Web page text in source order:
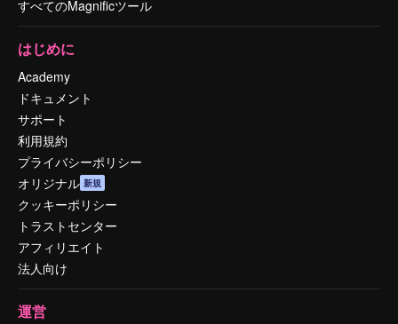
すべてのMagnificツール
はじめに
Academy
ドキュメント
サポート
利用規約
プライバシーポリシー
オリジナル 新規
クッキーポリシー
トラストセンター
アフィリエイト
法人向け
運営